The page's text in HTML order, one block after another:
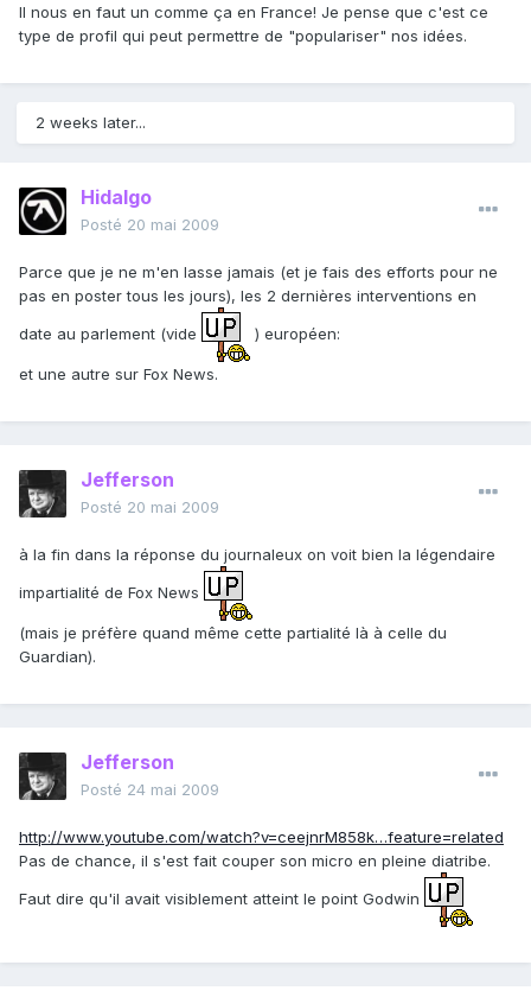
Il nous en faut un comme ça en France! Je pense que c'est ce
type de profil qui peut permettre de "populariser" nos idées.
2 weeks later...
Hidalgo
Posté 20 mai 2009
Parce que je ne m'en lasse jamais (et je fais des efforts pour ne
pas en poster tous les jours), les 2 dernières interventions en
date au parlement (vide
) européen:
et une autre sur Fox News.
Jefferson
Posté 20 mai 2009
à la fin dans la réponse du journaleux on voit bien la légendaire
impartialité de Fox News
(mais je préfère quand même cette partialité là à celle du
Guardian).
Jefferson
Posté 24 mai 2009
http://www.youtube.com/watch?v=ceejnrM858k…feature=related
Pas de chance, il s'est fait couper son micro en pleine diatribe.
Faut dire qu'il avait visiblement atteint le point Godwin